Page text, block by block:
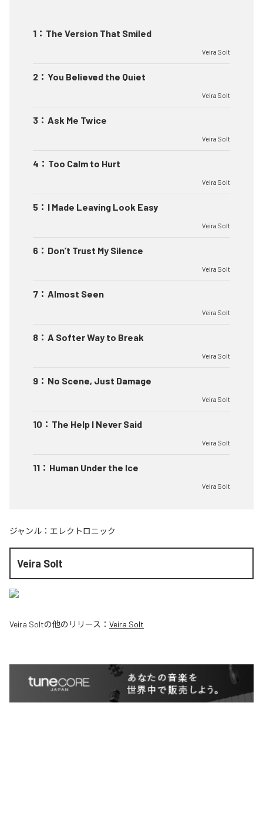
1 ： The Version That Smiled
Veira Solt
2 ： You Believed the Quiet
Veira Solt
3 ： Ask Me Twice
Veira Solt
4 ： Too Calm to Hurt
Veira Solt
5 ： I Made Leaving Look Easy
Veira Solt
6 ： Don’t Trust My Silence
Veira Solt
7 ： Almost Seen
Veira Solt
8 ： A Softer Way to Break
Veira Solt
9 ： No Scene, Just Damage
Veira Solt
10 ： The Help I Never Said
Veira Solt
11 ： Human Under the Ice
Veira Solt
ジャンル： エレクトロニック
Veira Solt
Veira Soltの他のリリース： Veira Solt